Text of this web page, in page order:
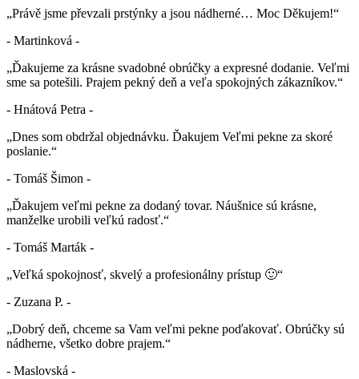
„Právě jsme převzali prstýnky a jsou nádherné… Moc Děkujem!“
- Martinková -
„Ďakujeme za krásne svadobné obrúčky a expresné dodanie. Veľmi
sme sa potešili. Prajem pekný deň a veľa spokojných zákazníkov.“
- Hnátová Petra -
„Dnes som obdržal objednávku. Ďakujem Veľmi pekne za skoré
poslanie.“
- Tomáš Šimon -
„Ďakujem veľmi pekne za dodaný tovar. Náušnice sú krásne,
manželke urobili veľkú radosť.“
- Tomáš Marták -
„Veľká spokojnosť, skvelý a profesionálny prístup 🙂“
- Zuzana P. -
„Dobrý deň, chceme sa Vam veľmi pekne poďakovať. Obrúčky sú
nádherne, všetko dobre prajem.“
- Maslovská -